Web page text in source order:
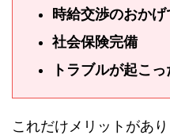
時給交渉のおか
社会保険完備
トラブルが起こ
これだけメリットがあり